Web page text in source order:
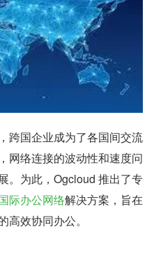
跨国企业成为了各国间交流
网络连接的波动性和速度问
。为此，Ogcloud 推出了专
际办公网络解决方案，旨在
效协同办公。